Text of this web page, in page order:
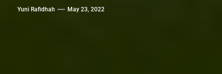
Yuni Rafidhah May 23, 2022